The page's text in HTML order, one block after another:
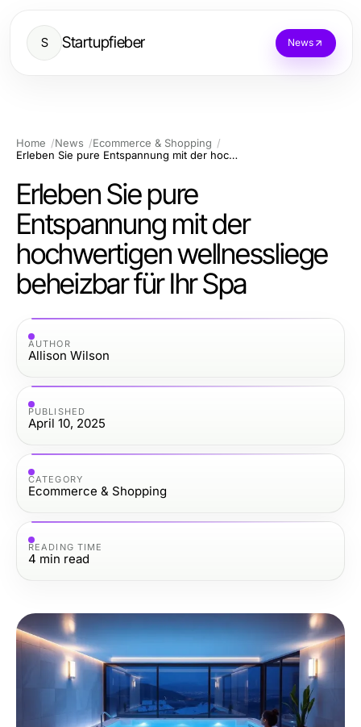
S Startupfieber News
Home News
Ecommerce & Shopping
Erleben Sie pure Entspannung mit der hochwertigen wellnessliege beheizbar für Ihr Spa
Erleben Sie pure
Entspannung mit der
hochwertigen wellnessliege
beheizbar für Ihr Spa
AUTHOR
Allison Wilson
PUBLISHED
April 10, 2025
CATEGORY
Ecommerce & Shopping
READING TIME
4 min read